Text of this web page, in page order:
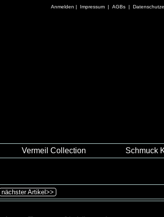
Anmelden | Impressum | AGBs |
Vermeil Collection Schmuck
nächster Artikel>>